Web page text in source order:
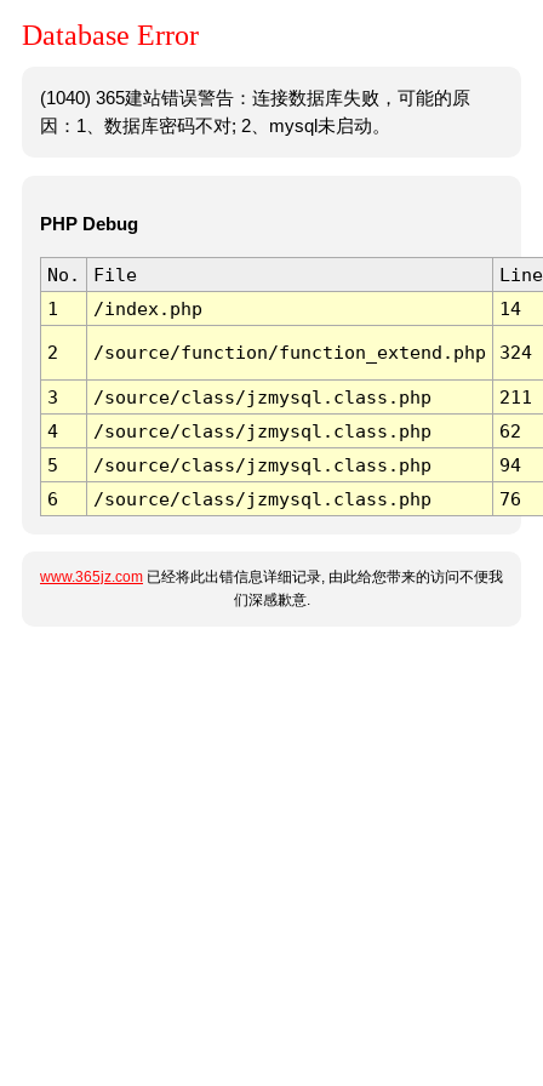
Database Error
(1040) 365建站错误警告：连接数据库失败，可能的原
因：1、数据库密码不对; 2、mysql未启动。
PHP Debug
No. File
Line
1
/index.php 14
2 /source/function/function_extend.php 324
3 /source/class/jzmysql.class.php
211
4
/source/class/jzmysql.class.php
62
5
/source/class/jzmysql.class.php
94
6
/source/class/jzmysql.class.php 76
www.365jz.com 已经将此出错信息详细记录, 由此给您带来的访问不便我
们深感歉意.